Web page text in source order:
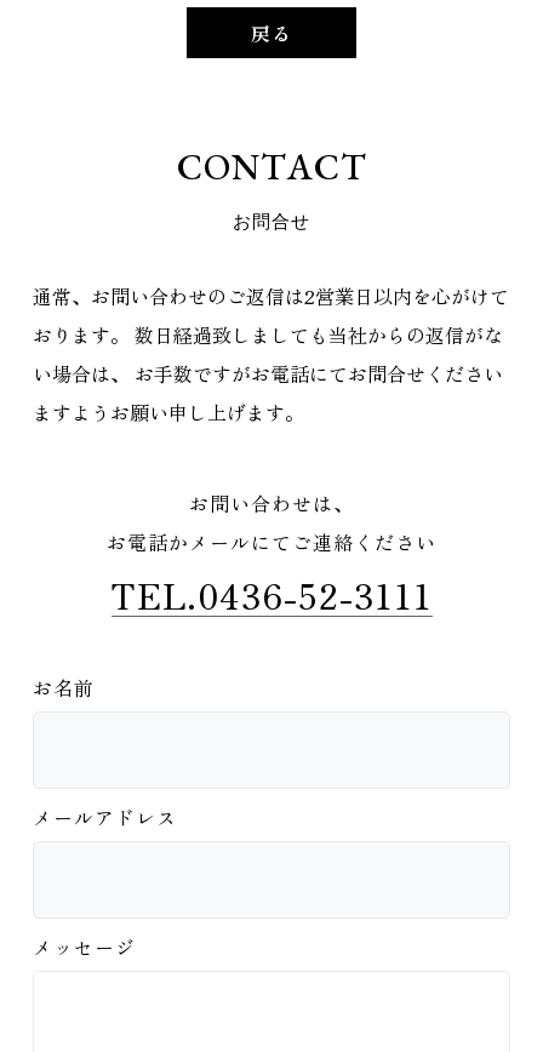
戻る
CONTACT
お問合せ
通常、お問い合わせのご返信は2営業日以内を心がけて
おります。 数日経過致しましても当社からの返信がな
い場合は、
お手数ですがお電話にてお問合せください
ますようお願い申し上げます。
お問い合わせは、
お電話かメールにてご連絡ください
TEL.0436-52-3111
お名前
メールアドレス
メッセージ